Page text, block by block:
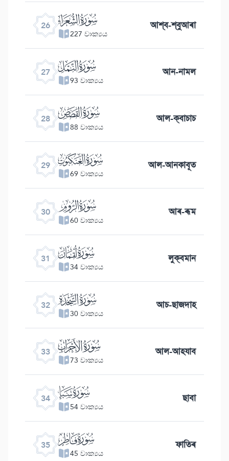
26 ﮦ
227 වාක්‍යය আশ্ব-শ্বুআৰা
27 ﮧ
93 වාක්‍යය আন-নামল
28 ﮨ
88 වාක්‍යය আল-ক্বাচাচ
29 ﮩ
69 වාක්‍යය আল-আনকাবূত
30 ﮪ
60 වාක්‍යය আৰ-ৰূম
31 ﮫ
34 වාක්‍යය লুক্বমান
32 ﮬ
30 වාක්‍යය আচ-ছাজদাহ
33 ﮭ
73 වාක්‍යය আল-আহযাব
34 ﮮ
54 වාක්‍යය ছাবা
35 ﮯ
45 වාක්‍යය ফাতিৰ